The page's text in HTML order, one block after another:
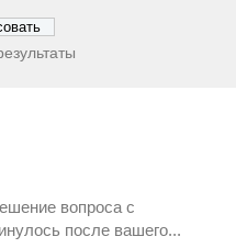
вопроса с
после вашего...